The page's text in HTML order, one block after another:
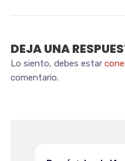
DEJA UNA
Lo siento, debes estar
comentario.